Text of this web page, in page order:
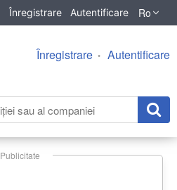
Înregistrare Autentificare Ro
Înregistrare Autentificare
Publicitate